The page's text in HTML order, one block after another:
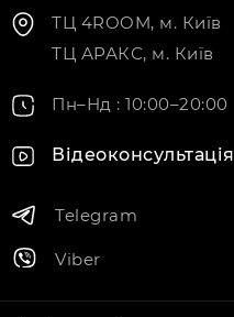
ТЦ 4ROOM, м. Київ
ТЦ АРАКС, м. Київ
Пн–Нд : 10:00–20:00
Відеоконсультація
Telegram
Viber